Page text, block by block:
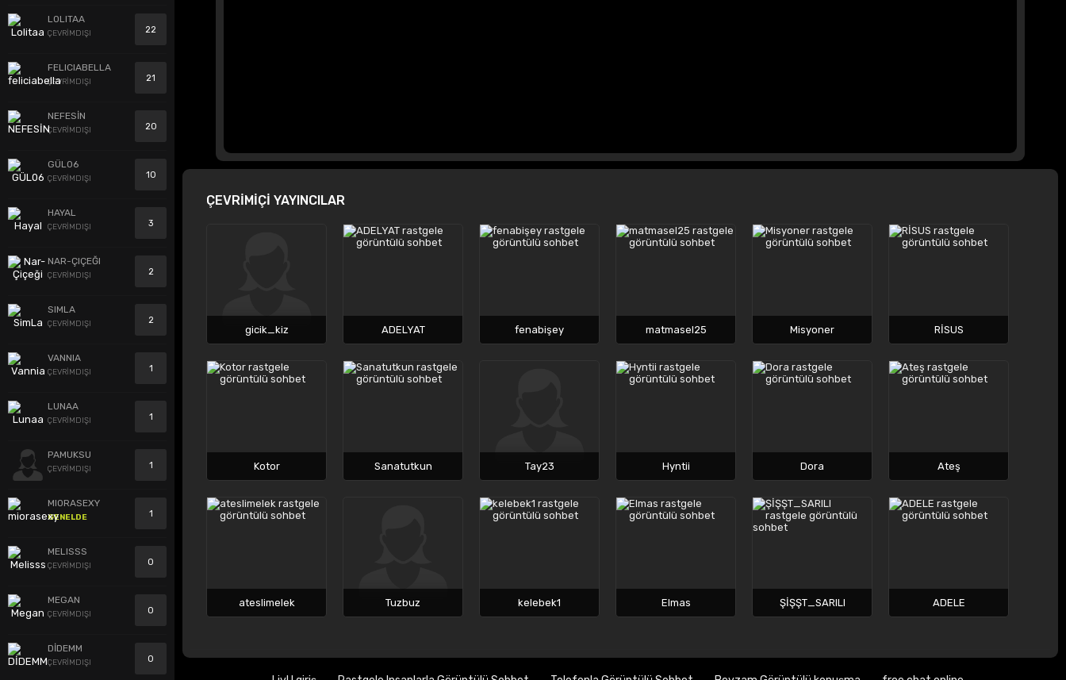
LOLITAA
ÇEVRİMDIŞI 22
FELICIABELLA
ÇEVRİMDIŞI 21
NEFESİN
ÇEVRİMDIŞI 20
GÜL06
ÇEVRİMDIŞI 10
HAYAL
ÇEVRİMDIŞI 3
NAR-ÇIÇEĞI
ÇEVRİMDIŞI 2
SIMLA
ÇEVRİMDIŞI 2
VANNIA
ÇEVRİMDIŞI 1
LUNAA
ÇEVRİMDIŞI 1
PAMUKSU
ÇEVRİMDIŞI 1
MIORASEXY
GENELDE 1
MELISSS
ÇEVRİMDIŞI 0
MEGAN
ÇEVRİMDIŞI 0
DİDEMM
ÇEVRİMDIŞI 0
ÇEVRİMİÇİ YAYINCILAR
gicik_kiz ADELYAT fenabişey matmasel25 Misyoner RİSUS
Kotor Sanatutkun Tay23 Hyntii Dora Ateş
ateslimelek Tuzbuz kelebek1 Elmas ŞİŞŞT_SARILI ADELE